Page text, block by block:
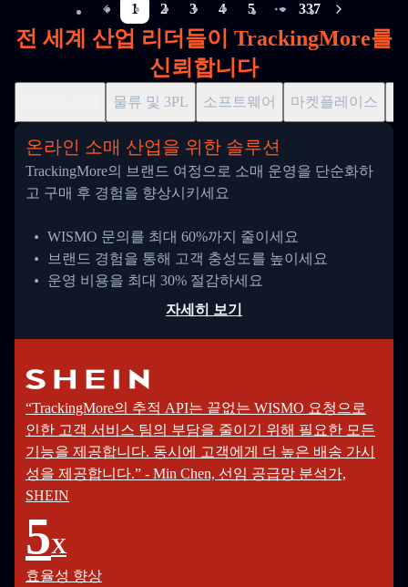
1 2 3 4 5
More pages
337
전 세계 산업 리더들이 TrackingMore를
신뢰합니다
물류 및 3PL 소프트웨어 마켓플레이스
온라인 소매 산업을 위한 솔루션
TrackingMore의 브랜드 여정으로 소매 운영을 단순화하
고 구매 후 경험을 향상시키세요
WISMO 문의를 최대 60%까지 줄이세요
브랜드 경험을 통해 고객 충성도를 높이세요
운영 비용을 최대 30% 절감하세요
자세히 보기
“TrackingMore의 추적 API는 끝없는 WISMO 요청으로
인한 고객 서비스 팀의 부담을 줄이기 위해 필요한 모든
기능을 제공합니다. 동시에 고객에게 더 높은 배송 가시
성을 제공합니다.” - Min Chen, 선임 공급망 분석가,
SHEIN
5X
효율성 향상